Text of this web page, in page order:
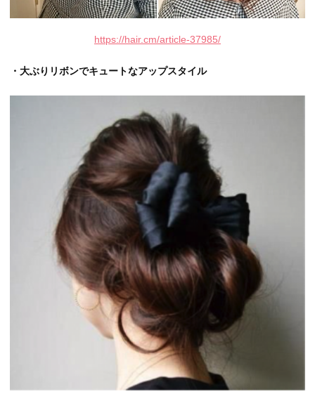
https://hair.cm/article-37985/
・大ぶりリボンでキュートなアップスタイル